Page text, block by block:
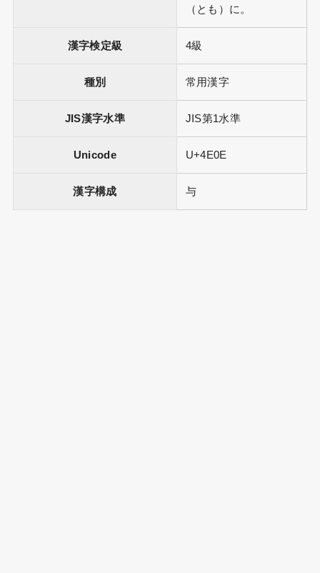
（とも）に。
漢字検定級 4級
種別 常用漢字
JIS漢字水準 JIS第1水準
Unicode U+4E0E
漢字構成 与